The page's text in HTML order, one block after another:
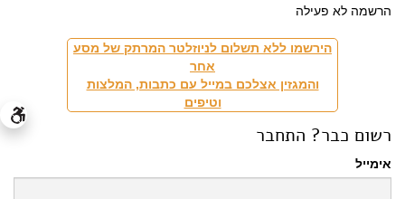
הרשמה לא פעילה
הירשמו ללא תשלום לניוזלטר המרתק של מסע
אחר
והמגזין אצלכם במייל עם כתבות, המלצות
וטיפים
רשום כבר? התחבר
אימייל